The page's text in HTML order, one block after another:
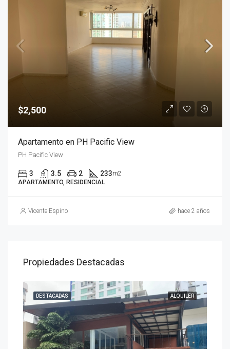
$2,500
Apartamento en PH Pacific View
PH Pacific View
3 3.5 2 233m2
APARTAMENTO, RESIDENCIAL
Vicente Espino hace 2 años
Propiedades Destacadas
ALQUILER
DESTACADAS